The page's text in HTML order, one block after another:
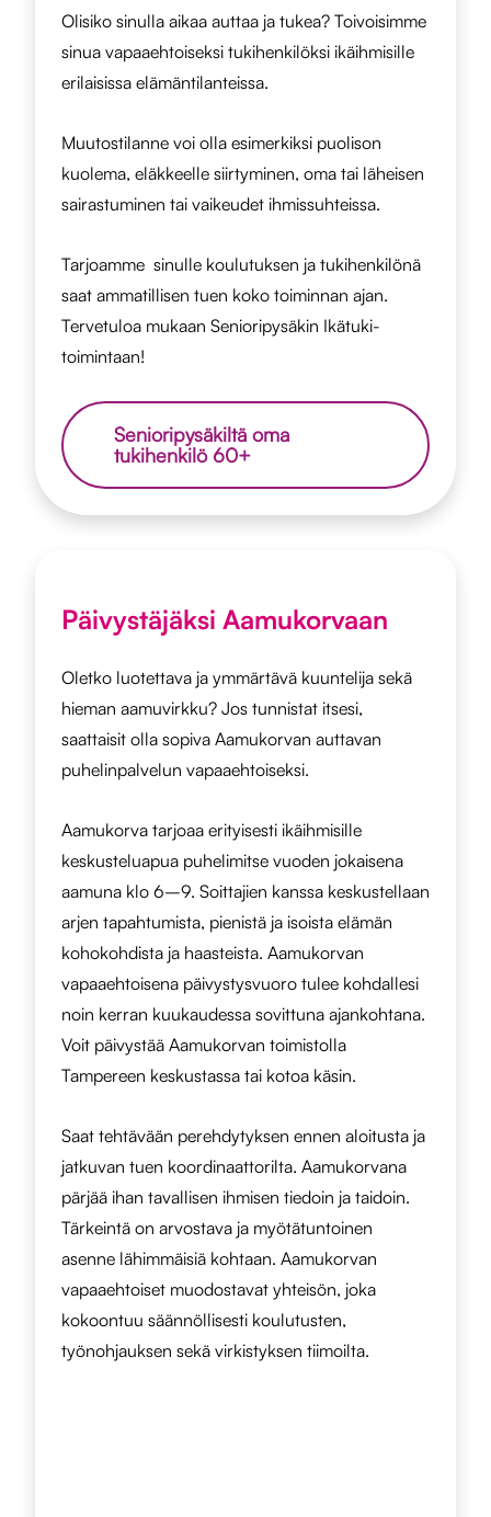
Olisiko sinulla aikaa auttaa ja tukea? Toivoisimme
sinua vapaaehtoiseksi tukihenkilöksi ikäihmisille
erilaisissa elämäntilanteissa.
Muutostilanne voi olla esimerkiksi puolison
kuolema, eläkkeelle siirtyminen, oma tai läheisen
sairastuminen tai vaikeudet ihmissuhteissa.
Tarjoamme sinulle koulutuksen ja tukihenkilönä
saat ammatillisen tuen koko toiminnan ajan.
Tervetuloa mukaan Senioripysäkin Ikätuki-
toimintaan!
Senioripysäkiltä oma
tukihenkilö 60+
Päivystäjäksi Aamukorvaan
Oletko luotettava ja ymmärtävä kuuntelija sekä
hieman aamuvirkku? Jos tunnistat itsesi,
saattaisit olla sopiva Aamukorvan auttavan
puhelinpalvelun vapaaehtoiseksi.
Aamukorva tarjoaa erityisesti ikäihmisille
keskusteluapua puhelimitse vuoden jokaisena
aamuna klo 6–9. Soittajien kanssa keskustellaan
arjen tapahtumista, pienistä ja isoista elämän
kohokohdista ja haasteista. Aamukorvan
vapaaehtoisena päivystysvuoro tulee kohdallesi
noin kerran kuukaudessa sovittuna ajankohtana.
Voit päivystää Aamukorvan toimistolla
Tampereen keskustassa tai kotoa käsin.
Saat tehtävään perehdytyksen ennen aloitusta ja
jatkuvan tuen koordinaattorilta. Aamukorvana
pärjää ihan tavallisen ihmisen tiedoin ja taidoin.
Tärkeintä on arvostava ja myötätuntoinen
asenne lähimmäisiä kohtaan. Aamukorvan
vapaaehtoiset muodostavat yhteisön, joka
kokoontuu säännöllisesti koulutusten,
työnohjauksen sekä virkistyksen tiimoilta.